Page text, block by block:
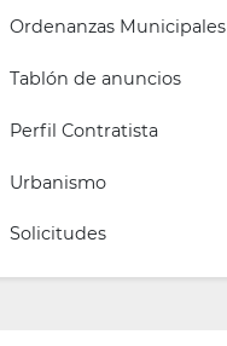
Ordenanzas Municipales
Tablón de anuncios
Perfil Contratista
Urbanismo
Solicitudes